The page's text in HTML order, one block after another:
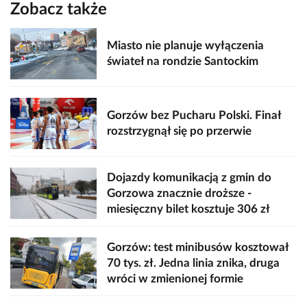
Zobacz także
Miasto nie planuje wyłączenia
świateł na rondzie Santockim
Gorzów bez Pucharu Polski. Finał
rozstrzygnął się po przerwie
Dojazdy komunikacją z gmin do
Gorzowa znacznie droższe -
miesięczny bilet kosztuje 306 zł
Gorzów: test minibusów kosztował
70 tys. zł. Jedna linia znika, druga
wróci w zmienionej formie